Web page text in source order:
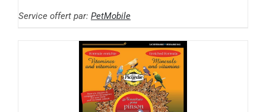
Service offert par: PetMobile